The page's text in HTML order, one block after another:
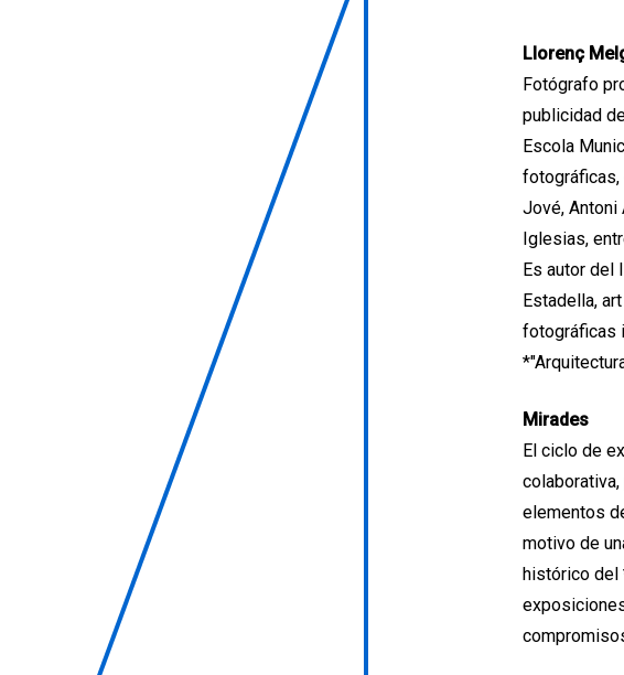
Llorenç
Fotógrafo
publicidad
Escola
fotográficas,
Jové, Antoni
Iglesias,
Es autor del
Estadella,
fotográficas
Mirades
El ciclo de
elementos
motivo de
histórico del